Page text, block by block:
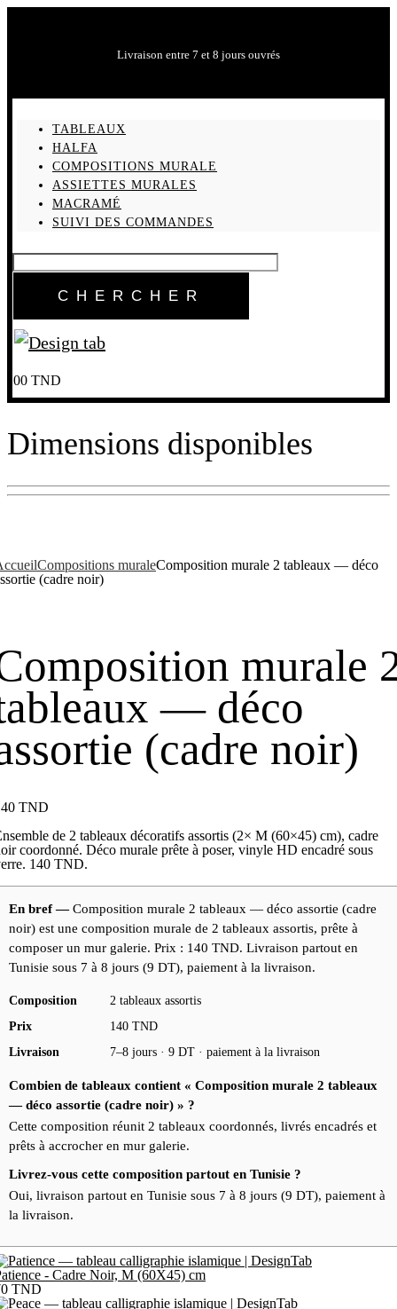
Livraison entre 7 et 8 jours ouvrés
TABLEAUX
HALFA
COMPOSITIONS MURALE
ASSIETTES MURALES
MACRAMÉ
SUIVI DES COMMANDES
00 TND
Dimensions disponibles
Compositions muraleComposition murale 2 tableaux — déco
(cadre noir)
murale
— déco
(cadre noir)
TND
de 2 tableaux décoratifs assortis (2× M (60×45) cm), cadre
coordonné. Déco murale prête à poser, vinyle HD encadré sous
140 TND.
En bref —Composition murale 2 tableaux — déco assortie (cadre
noir) est une composition murale de 2 tableaux assortis, prête à
composer un mur galerie. Prix : 140 TND. Livraison partout en
Tunisie sous 7 à 8 jours (9 DT), paiement à la livraison.
Composition
2 tableaux assortis
Prix
140 TND
Livraison
7–8 jours · 9 DT · paiement à la livraison
Combien de tableaux contient « Composition murale 2 tableaux
— déco assortie (cadre noir) » ?
Cette composition réunit 2 tableaux coordonnés, livrés encadrés et
prêts à accrocher en mur galerie.
Livrez-vous cette composition partout en Tunisie ?
Oui, livraison partout en Tunisie sous 7 à 8 jours (9 DT), paiement à
la livraison.
- Cadre Noir, M (60X45) cm
TND